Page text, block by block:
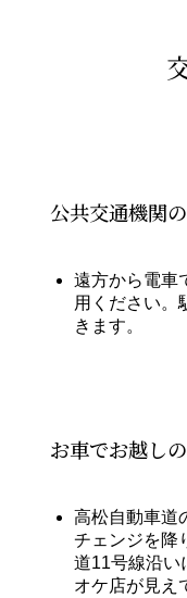
公共交通機関
遠方から電車
用ください。
きます。
お車でお越し
高松自動車道
チェンジを降
道11号線沿い
オケ店が見え